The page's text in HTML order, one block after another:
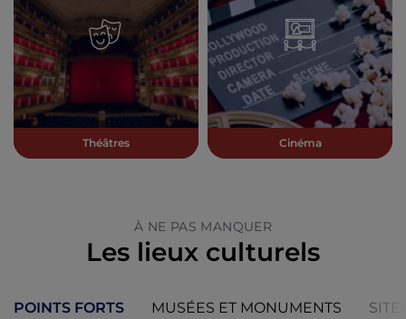
Théâtres Cinéma
À NE PAS MANQUER
Les lieux culturels
POINTS FORTS MUSÉES ET MONUMENTS